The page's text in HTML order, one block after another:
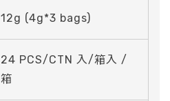
12g (4g*3 bags)
24 PCS/CTN 入/箱入 /
箱